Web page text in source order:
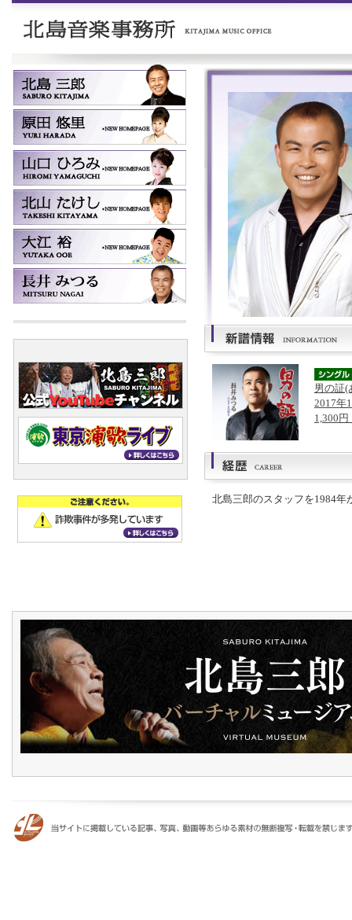
男の証(
2017年
1,300
北島三郎のスタッフを1984年